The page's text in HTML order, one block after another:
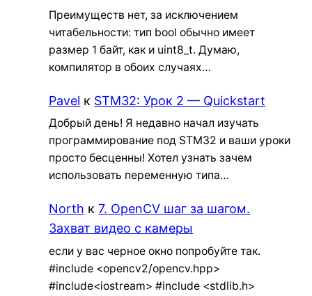
Преимуществ нет, за исключением
читабельности: тип bool обычно имеет
размер 1 байт, как и uint8_t. Думаю,
компилятор в обоих случаях…
Pavel к STM32: Урок 2 — Quickstart
Добрый день! Я недавно начал изучать
программирование под STM32 и ваши уроки
просто бесценны! Хотел узнать зачем
использовать переменную типа…
North к7. OpenCV шаг за шагом.
Захват видео с камеры
если у вас черное окно попробуйте так.
#include <opencv2/opencv.hpp>
#include<iostream> #include <stdlib.h>